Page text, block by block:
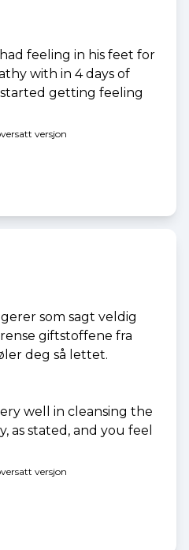
feeling in his feet for
with in 4 days of
getting feeling
versjon
som sagt veldig
giftstoffene fra
deg så lettet.
well in cleansing the
as stated, and you feel
versjon